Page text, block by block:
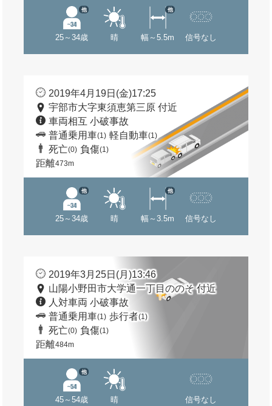
25～34歳
他
晴 幅～5.5m
他
信号なし
2019年4月19日(金)17:25
宇部市大字東須恵第三原 付近
車両相互 小破事故
普通乗用車(1) 軽自動車(1)
死亡(0) 負傷(1)
距離473m
25～34歳
他
晴 幅～3.5m
他
信号なし
2019年3月25日(月)13:46
山陽小野田市大学通一丁目ののそ 付近
人対車両 小破事故
普通乗用車(1) 歩行者(1)
死亡(0) 負傷(1)
距離484m
45～54歳
他
晴 信号なし